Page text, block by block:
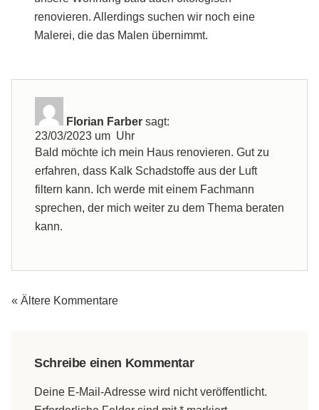
renovieren. Allerdings suchen wir noch eine
Malerei, die das Malen übernimmt.
Florian Farber sagt:
23/03/2023 um Uhr
Bald möchte ich mein Haus renovieren. Gut zu
erfahren, dass Kalk Schadstoffe aus der Luft
filtern kann. Ich werde mit einem Fachmann
sprechen, der mich weiter zu dem Thema beraten
kann.
« Ältere Kommentare
Schreibe einen Kommentar
Deine E-Mail-Adresse wird nicht veröffentlicht.